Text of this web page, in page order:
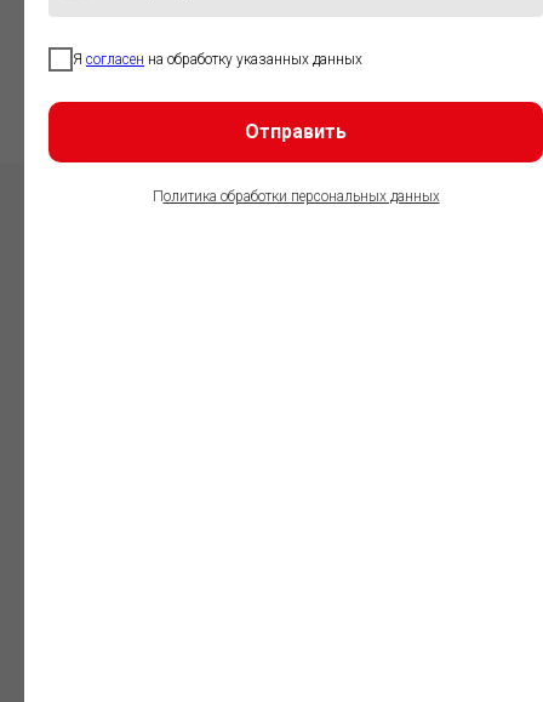
Я согласен на обработку указанных данных
Отправить
Политика обработки персональных данных